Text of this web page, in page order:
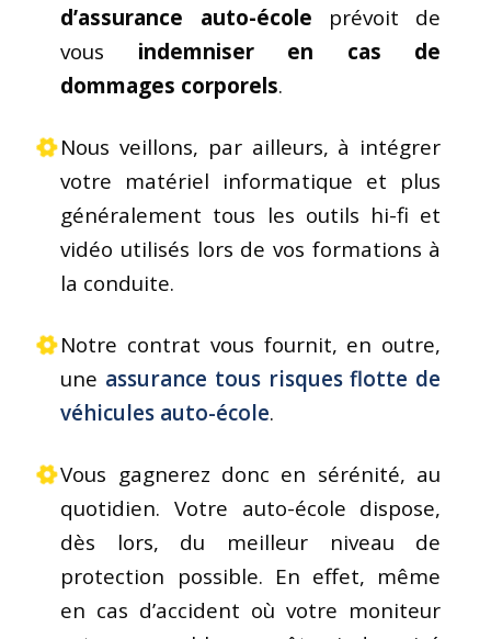
d’assurance auto-école prévoit de
vous indemniser en cas de
dommages corporels.
Nous veillons, par ailleurs, à intégrer
votre matériel informatique et plus
généralement tous les outils hi-fi et
vidéo utilisés lors de vos formations à
la conduite.
Notre contrat vous fournit, en outre,
une assurance tous risques flotte de
véhicules auto-école.
Vous gagnerez donc en sérénité, au
quotidien. Votre auto-école dispose,
dès lors, du meilleur niveau de
protection possible. En effet, même
en cas d’accident où votre moniteur